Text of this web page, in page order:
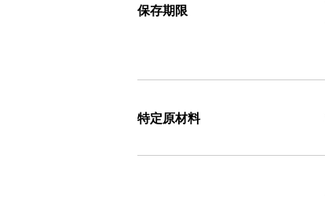
保存期限
特定原材料